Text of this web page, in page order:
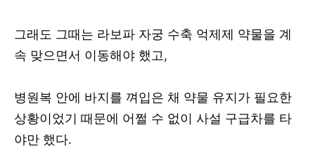
그래도 그때는 라보파 자궁 수축 억제제 약물을 계
속 맞으면서 이동해야 했고,
병원복 안에 바지를 껴입은 채 약물 유지가 필요한
상황이었기 때문에 어쩔 수 없이 사설 구급차를 타
야만 했다.